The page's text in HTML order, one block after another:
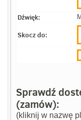
Dźwięk:
Skocz do:
Sprawdź
(zamów):
(kliknij w nazwę